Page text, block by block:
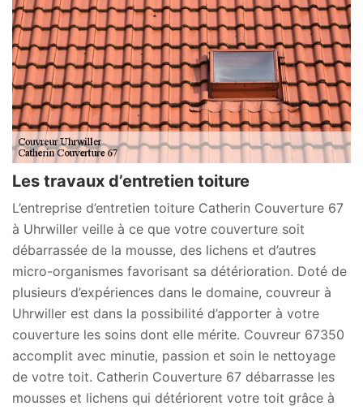
Les travaux d’entretien toiture
L’entreprise d’entretien toiture Catherin Couverture 67
à Uhrwiller veille à ce que votre couverture soit
débarrassée de la mousse, des lichens et d’autres
micro-organismes favorisant sa détérioration. Doté de
plusieurs d’expériences dans le domaine, couvreur à
Uhrwiller est dans la possibilité d’apporter à votre
couverture les soins dont elle mérite. Couvreur 67350
accomplit avec minutie, passion et soin le nettoyage
de votre toit. Catherin Couverture 67 débarrasse les
mousses et lichens qui détériorent votre toit grâce à